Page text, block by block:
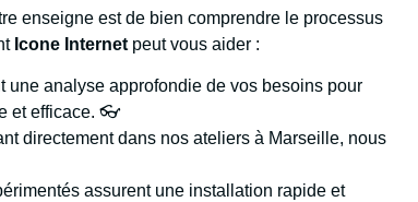
enseigne est de bien comprendre le processus
Icone Internet peut vous aider :
une analyse approfondie de vos besoins pour
et efficace. 👓
directement dans nos ateliers à Marseille, nous
assurent une installation rapide et